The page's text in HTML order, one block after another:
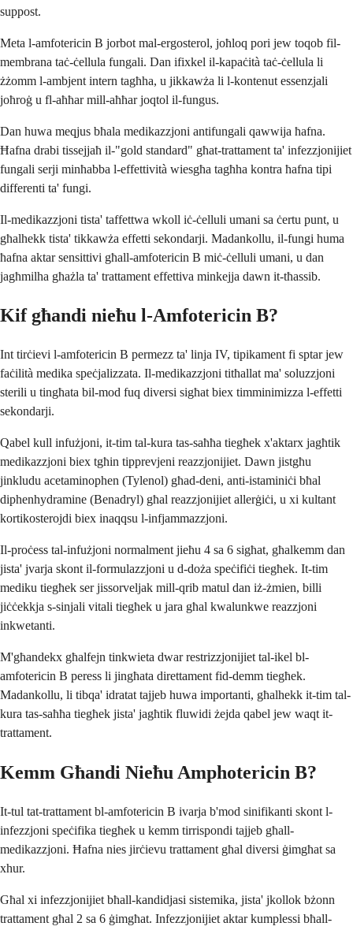
suppost.
Meta l-amfotericin B jorbot mal-ergosterol, joħloq pori jew toqob fil-
membrana taċ-ċellula fungali. Dan ifixkel il-kapaċità taċ-ċellula li
żżomm l-ambjent intern tagħha, u jikkawża li l-kontenut essenzjali
joħroġ u fl-aħħar mill-aħħar joqtol il-fungus.
Dan huwa meqjus bħala medikazzjoni antifungali qawwija ħafna.
Ħafna drabi tissejjaħ il-"gold standard" għat-trattament ta' infezzjonijiet
fungali serji minħabba l-effettività wiesgħa tagħha kontra ħafna tipi
differenti ta' fungi.
Il-medikazzjoni tista' taffettwa wkoll iċ-ċelluli umani sa ċertu punt, u
għalhekk tista' tikkawża effetti sekondarji. Madankollu, il-fungi huma
ħafna aktar sensittivi għall-amfotericin B miċ-ċelluli umani, u dan
jagħmilha għażla ta' trattament effettiva minkejja dawn it-tħassib.
Kif għandi nieħu l-Amfotericin B?
Int tirċievi l-amfotericin B permezz ta' linja IV, tipikament fi sptar jew
faċilità medika speċjalizzata. Il-medikazzjoni titħallat ma' soluzzjoni
sterili u tingħata bil-mod fuq diversi sigħat biex timminimizza l-effetti
sekondarji.
Qabel kull infużjoni, it-tim tal-kura tas-saħħa tiegħek x'aktarx jagħtik
medikazzjoni biex tgħin tipprevjeni reazzjonijiet. Dawn jistgħu
jinkludu acetaminophen (Tylenol) għad-deni, anti-istaminiċi bħal
diphenhydramine (Benadryl) għal reazzjonijiet allerġiċi, u xi kultant
kortikosterojdi biex inaqqsu l-infjammazzjoni.
Il-proċess tal-infużjoni normalment jieħu 4 sa 6 sigħat, għalkemm dan
jista' jvarja skont il-formulazzjoni u d-doża speċifiċi tiegħek. It-tim
mediku tiegħek ser jissorveljak mill-qrib matul dan iż-żmien, billi
jiċċekkja s-sinjali vitali tiegħek u jara għal kwalunkwe reazzjoni
inkwetanti.
M'għandekx għalfejn tinkwieta dwar restrizzjonijiet tal-ikel bl-
amfotericin B peress li jingħata direttament fid-demm tiegħek.
Madankollu, li tibqa' idratat tajjeb huwa importanti, għalhekk it-tim tal-
kura tas-saħħa tiegħek jista' jagħtik fluwidi żejda qabel jew waqt it-
trattament.
Kemm Għandi Nieħu Amphotericin B?
It-tul tat-trattament bl-amfotericin B ivarja b'mod sinifikanti skont l-
infezzjoni speċifika tiegħek u kemm tirrispondi tajjeb għall-
medikazzjoni. Ħafna nies jirċievu trattament għal diversi ġimgħat sa
xhur.
Għal xi infezzjonijiet bħall-kandidjasi sistemika, jista' jkollok bżonn
trattament għal 2 sa 6 ġimgħat. Infezzjonijiet aktar kumplessi bħall-